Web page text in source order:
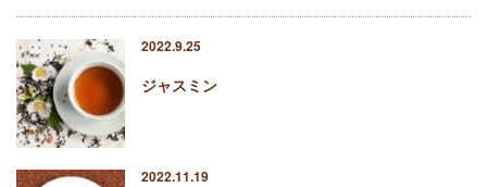
2022.9.25
ジャスミン
2022.11.19